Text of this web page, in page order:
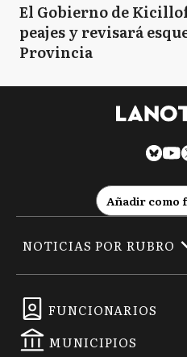
El Gobierno de
peajes y revisará
Provincia
Añadir como
FUNCIONARIOS
MUNICIPIOS
NOTICIAS POR RUBRO